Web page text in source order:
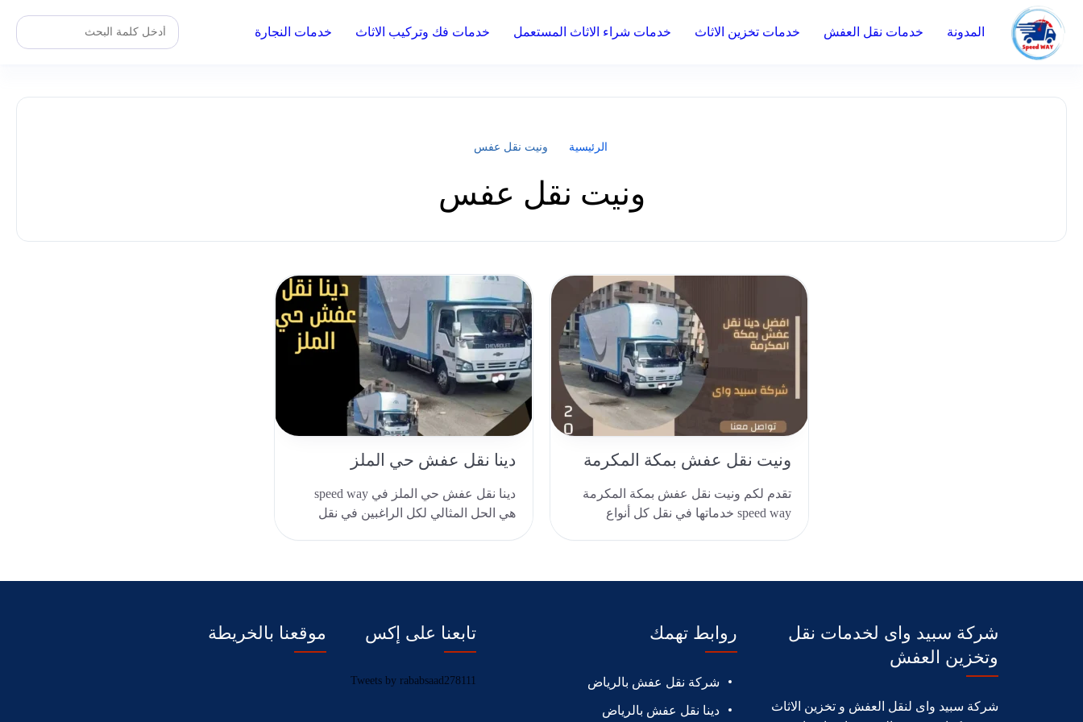
المدونة خدمات نقل العفش خدمات تخزين الاثاث خدمات شراء الاثاث المستعمل خدمات فك وتركيب الاثاث خدمات النجارة
الرئيسية ونيت نقل عفس
ونيت نقل عفس
ونيت نقل عفش بمكة المكرمة
تقدم لكم ونيت نقل عفش بمكة المكرمة
speed way خدماتها في نقل كل أنواع
دينا نقل عفش حي الملز
دينا نقل عفش حي الملز في speed way
هي الحل المثالي لكل الراغبين في نقل
شركة سبيد واى لخدمات نقل
وتخزين العفش
شركة سبيد واى لنقل العفش و تخزين الاثاث
روابط تهمك
شركة نقل عفش بالرياض
دينا نقل عفش بالرياض
تابعنا على إكس
Tweets by rababsaad278111
موقعنا بالخريطة